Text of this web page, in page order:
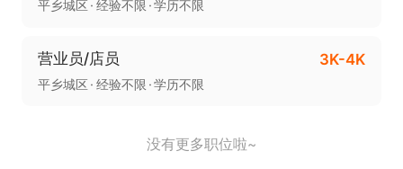
平乡城区 经验不限 学历不限
营业员/店员 3K-4K
平乡城区 经验不限 学历不限
没有更多职位啦~